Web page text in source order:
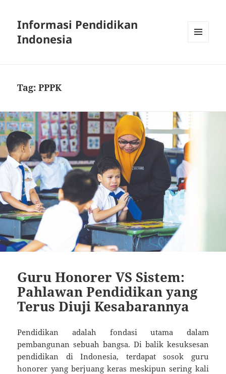
Informasi Pendidikan
Indonesia
Tag:PPPK
Guru Honorer VS Sistem:
Pahlawan Pendidikan yang
Terus Diuji Kesabarannya
Pendidikan adalah fondasi utama dalam
pembangunan sebuah bangsa. Di balik kesuksesan
pendidikan di Indonesia, terdapat sosok guru
honorer yang berjuang keras meskipun sering kali